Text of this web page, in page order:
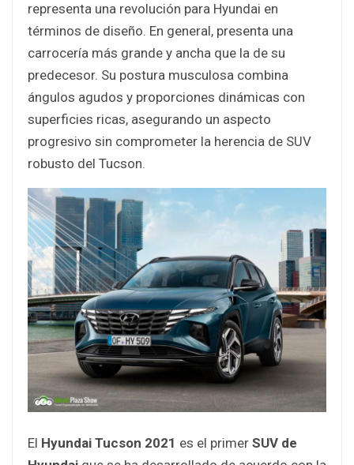
representa una revolución para Hyundai en
términos de diseño. En general, presenta una
carrocería más grande y ancha que la de su
predecesor. Su postura musculosa combina
ángulos agudos y proporciones dinámicas con
superficies ricas, asegurando un aspecto
progresivo sin comprometer la herencia de SUV
robusto del Tucson.
El Hyundai Tucson 2021 es el primer SUV de